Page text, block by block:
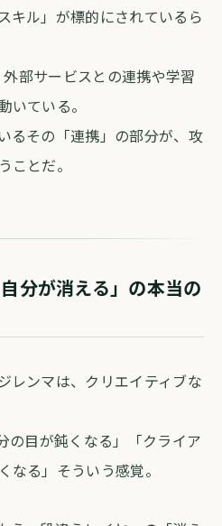
キル」が標的にされているら
部サービスとの連携や学習
いている。
るその「連携」の部分が、攻
ことだ。
分が消える」の本当の
レンマは、クリエイティブな
の目が鈍くなる」「クライア
なる」そういう感覚。